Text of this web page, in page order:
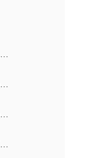
北京市基督教朝阳堂爱国主义教育学习访问团一行来访
中国基督教三自爱国运动委员会2026年度公开招聘工作人员面试公告
中国基督教三自爱国运动委员会2026年度公开招聘应届高校毕业生面试公告
贵州圣经学校学习贯彻习近平总书记在庆祝中国共产党成立105周年大会上的重要讲话精神